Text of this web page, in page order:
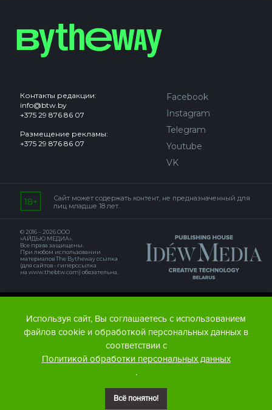
Контакты редакции:
info@btw.by
+375 29 876 86 07
Размещение рекламы:
+375 29 876 86 07
Facebook
Instagram
Telegram
Youtube
VK
Сайт может содержать контент, не предназначенный для
лиц младше 18 лет.
© 2016 – 2026 ООО
«АЙДЬЮ МЕДИА».
Все права защищены.
При любом использовании
материалов The Bytheway ссылка
(для сайтов - гиперссылка
на www.thebtw.com) обязательна.
Используя сайт, Вы соглашаетесь с использованием
файлов cookie и обработкой персональных данных в
соответствии с
Политикой обработки персональных данных
.
Всё понятно!